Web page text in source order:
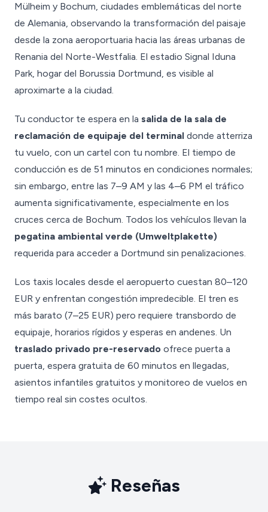
Mülheim y Bochum, ciudades emblemáticas del norte
de Alemania, observando la transformación del paisaje
desde la zona aeroportuaria hacia las áreas urbanas de
Renania del Norte-Westfalia. El estadio Signal Iduna
Park, hogar del Borussia Dortmund, es visible al
aproximarte a la ciudad.
Tu conductor te espera en la salida de la sala de
reclamación de equipaje del terminal donde atterriza
tu vuelo, con un cartel con tu nombre. El tiempo de
conducción es de 51 minutos en condiciones normales;
sin embargo, entre las 7–9 AM y las 4–6 PM el tráfico
aumenta significativamente, especialmente en los
cruces cerca de Bochum. Todos los vehículos llevan la
pegatina ambiental verde (Umweltplakette)
requerida para acceder a Dortmund sin penalizaciones.
Los taxis locales desde el aeropuerto cuestan 80–120
EUR y enfrentan congestión impredecible. El tren es
más barato (7–25 EUR) pero requiere transbordo de
equipaje, horarios rígidos y esperas en andenes. Un
traslado privado pre-reservado ofrece puerta a
puerta, espera gratuita de 60 minutos en llegadas,
asientos infantiles gratuitos y monitoreo de vuelos en
tiempo real sin costes ocultos.
Reseñas